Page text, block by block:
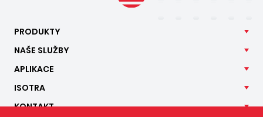
PRODUKTY
NAŠE SLUŽBY
APLIKACE
ISOTRA
KONTAKT